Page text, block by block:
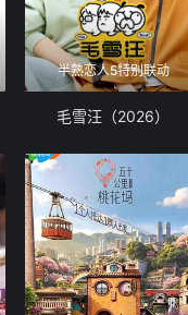
半熟恋人5特别联动
毛雪汪（2026）